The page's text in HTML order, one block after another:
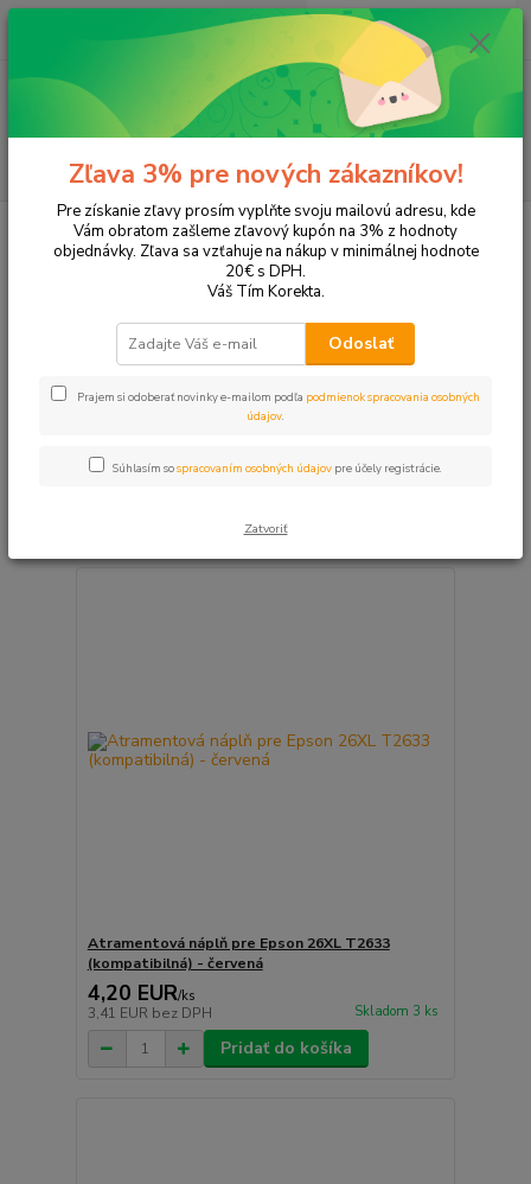
Hľadať
ks
za 0,00 EUR
Tonery a náplne do tlačiarní EPSON
Expression Premium XP-
Expression Premium XP-710
Upresniť parametre
strana
Atramentová náplň pre Epson 26XL T2633
(kompatibilná) - červená
4,20 EUR/ks
3,41 EUR bez DPH Skladom 3 ks
Pridať do košíka
Zľava 3% pre nových zákazníkov!
Pre získanie zľavy prosím vyplňte svoju mailovú adresu, kde
Vám obratom zašleme zľavový kupón na 3% z hodnoty
objednávky. Zľava sa vzťahuje na nákup v minimálnej hodnote
20€ s DPH.
Váš Tím Korekta.
Odoslať
Prajem si odoberať novinky e-mailom podľa podmienok spracovania osobných
údajov.
Súhlasím sospracovaním osobných údajov pre účely registrácie.
Zatvoriť